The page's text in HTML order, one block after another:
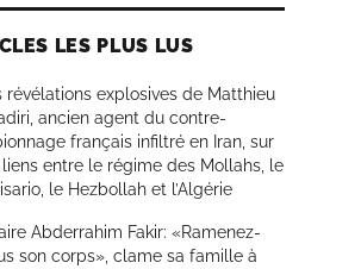
LES PLUS LUS
révélations explosives de Matthieu
ancien agent du contre-
français infiltré en Iran, sur
liens entre le régime des Mollahs, le
le Hezbollah et l’Algérie
Abderrahim Fakir: «Ramenez-
son corps», clame sa famille à